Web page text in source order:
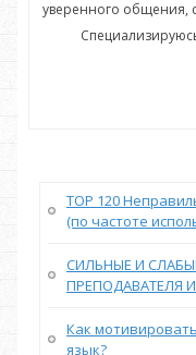
уверенного общения,
TOP 120
(по частоте
СИЛЬНЫЕ И
ПРЕПОДАВАТЕЛЯ
Как
язык?